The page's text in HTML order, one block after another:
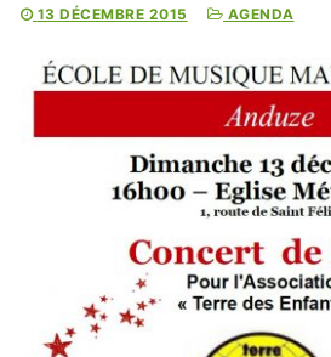
13 DÉCEMBRE 2015 AGENDA